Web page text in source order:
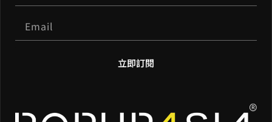
立即訂閱
l